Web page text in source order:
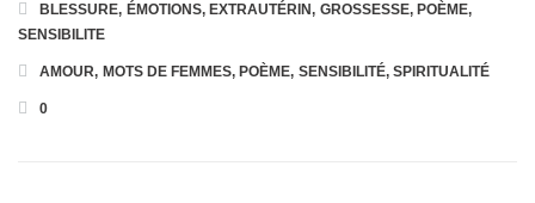
Toutes les Formations
Formation en Ligne « Numérologie Biologique »
BLESSURE, ÉMOTIONS, EXTRAUTÉRIN, GROSSESSE, POÈME,
SENSIBILITE
AMOUR, MOTS DE FEMMES, POÈME, SENSIBILITÉ, SPIRITUALITÉ
0